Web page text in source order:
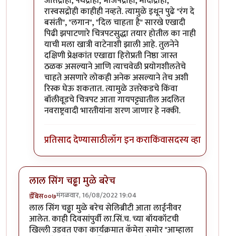
रास्वसद्रोही काहीही नव्हते. त्यामुळे इथून पुढे "रंग दे
बसंती", "लगान", "दिल चाहता है" सारखे एखादी
पिढी झपाटणारे चित्रपटसुद्धा तयार होतील का नाही
याची मला खात्री वाटेनाशी झाली आहे. तुलनेने
दक्षिणी प्रेक्षकांत एखाद्या हिरोप्रती निष्ठा जास्त
ठळक असल्याने आणि त्याचवेळी प्रयोगशीलतेचे
चाहते असणारे लोकही अनेक असल्याने तेच अशी
रिस्क घेऊ शकतात. त्यामुळे उत्तरेकडचे किंवा
बॉलीवूडचे चित्रपट आता गायपट्ट्यातील अदलित
नवराष्ट्रवादी भारतीयांना शरण जाणार हे नक्की.
प्रतिसाद देण्यासाठीलॉग इन कराकिंवासदस्य व्हा
लाल सिंग चढ्ढा मुळे बरेच
डँबिस००७मंगळवार, 16/08/2022 19:04
लाल सिंग चढ्ढा मुळे बरेच सेलिब्रीटी आता लाईनीवर
आलेत. काही दिवसांपुर्वी ला.सिं.च. च्या बॉयकॉटची
खिल्ली उडवत एका कार्यक्रमात कॅमेरा समोर "आम्हाला